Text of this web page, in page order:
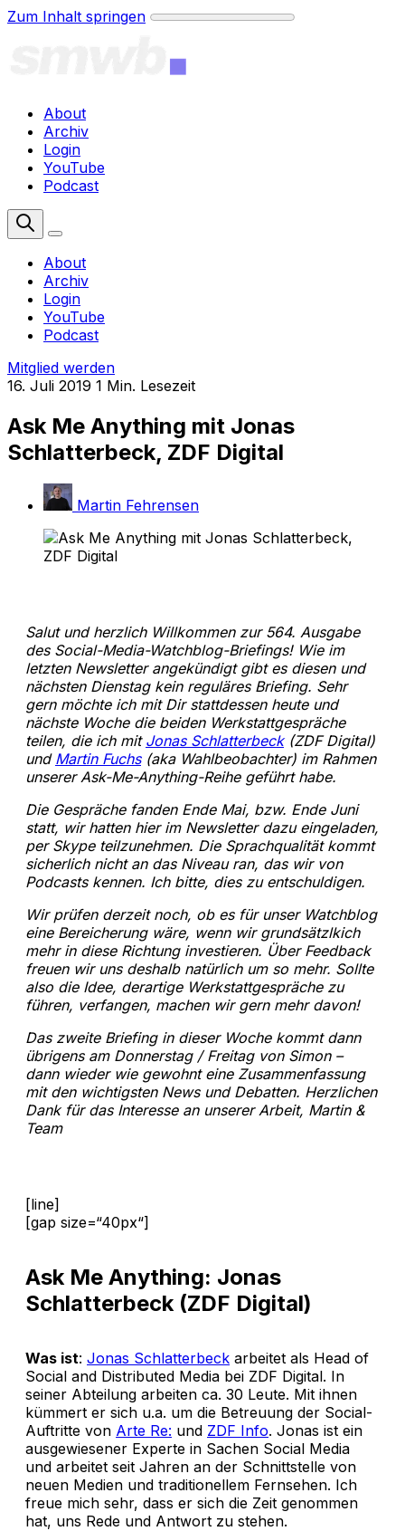
Zum Inhalt springen
About
Archiv
Login
YouTube
Podcast
About
Archiv
Login
YouTube
Podcast
Mitglied werden
16. Juli 2019 1 Min. Lesezeit
Ask Me Anything mit Jonas
Schlatterbeck, ZDF Digital
Martin Fehrensen
Salut und herzlich Willkommen zur 564. Ausgabe
des Social-Media-Watchblog-Briefings! Wie im
letzten Newsletter angekündigt gibt es diesen und
nächsten Dienstag kein reguläres Briefing. Sehr
gern möchte ich mit Dir stattdessen heute und
nächste Woche die beiden Werkstattgespräche
teilen, die ich mit Jonas Schlatterbeck(ZDF Digital)
und Martin Fuchs(aka Wahlbeobachter) im Rahmen
unserer Ask-Me-Anything-Reihe geführt habe.
Die Gespräche fanden Ende Mai, bzw. Ende Juni
statt, wir hatten hier im Newsletter dazu eingeladen,
per Skype teilzunehmen. Die Sprachqualität kommt
sicherlich nicht an das Niveau ran, das wir von
Podcasts kennen. Ich bitte, dies zu entschuldigen.
Wir prüfen derzeit noch, ob es für unser Watchblog
eine Bereicherung wäre, wenn wir grundsätzlkich
mehr in diese Richtung investieren. Über Feedback
freuen wir uns deshalb natürlich um so mehr. Sollte
also die Idee, derartige Werkstattgespräche zu
führen, verfangen, machen wir gern mehr davon!
Das zweite Briefing in dieser Woche kommt dann
übrigens am Donnerstag / Freitag von Simon –
dann wieder wie gewohnt eine Zusammenfassung
mit den wichtigsten News und Debatten. Herzlichen
Dank für das Interesse an unserer Arbeit, Martin &
Team
[line]
[gap size=“40px“]
Ask Me Anything: Jonas
Schlatterbeck (ZDF Digital)
Was ist: Jonas Schlatterbeck arbeitet als Head of
Social and Distributed Media bei ZDF Digital. In
seiner Abteilung arbeiten ca. 30 Leute. Mit ihnen
kümmert er sich u.a. um die Betreuung der Social-
Auftritte von Arte Re: und ZDF Info. Jonas ist ein
ausgewiesener Experte in Sachen Social Media
und arbeitet seit Jahren an der Schnittstelle von
neuen Medien und traditionellem Fernsehen. Ich
freue mich sehr, dass er sich die Zeit genommen
hat, uns Rede und Antwort zu stehen.